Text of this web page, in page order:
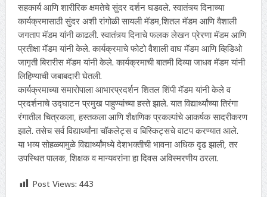
सहकार्य आणि शारीरिक क्षमतेचे सुंदर दर्शन घडवले. स्वातंत्र्य दिनाच्या
कार्यक्रमासाठी सुंदर अशी रांगोळी सायली मॅडम,शितल मॅडम आणि वैशाली
जगताप मॅडम यांनी काढली. स्वातंत्र्य दिनाचे फलक लेखन प्रेरणा मॅडम आणि
प्रतीक्षा मॅडम यांनी केले. कार्यक्रमाचे फोटो वैशाली वाघ मॅडम आणि व्हिडिओ
जागृती बिरारीस मॅडम यांनी केले. कार्यक्रमाची बातमी दिव्या जाधव मॅडम यांनी
लिहिण्याची जबाबदारी घेतली.
कार्यक्रमाच्या समारोपाला आभारप्रदर्शन शितल शिंपी मॅडम यांनी केले व
प्रदर्शनाचे उद्घाटन प्रमुख पाहुण्यांच्या हस्ते झाले. यात विद्यार्थ्यांच्या तिरंगा
रंगातील चित्रकला, हस्तकला आणि शैक्षणिक प्रकल्पांचे आकर्षक सादरीकरण
झाले. तसेच सर्व विद्यार्थ्यांना चॉकलेट्स व बिस्किट्सचे वाटप करण्यात आले.
या भव्य सोहळ्यामुळे विद्यार्थ्यांमध्ये देशभक्तीची भावना अधिक दृढ झाली, तर
उपस्थित पालक, शिक्षक व मान्यवरांना हा दिवस अविस्मरणीय ठरला.
Post Views: 443